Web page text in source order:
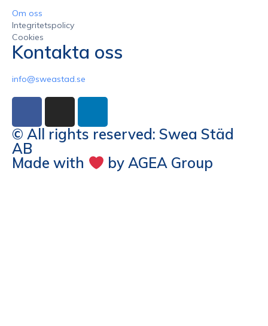
Om oss
Integritetspolicy
Cookies
Kontakta oss
info@sweastad.se
© All rights reserved: Swea Städ
AB
Made with
by AGEA Group